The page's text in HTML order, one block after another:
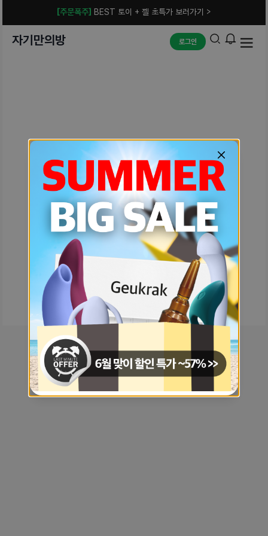
[주문폭주] BEST 토이 + 젤 초특가 보러가기 >
자기만의방 로그인
예상치 못한 에러입니다.